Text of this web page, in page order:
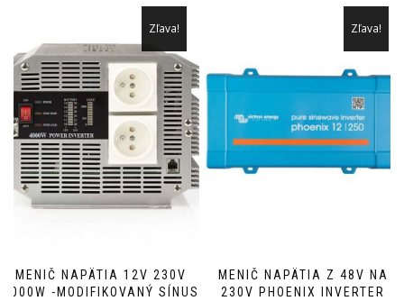
MENIČ NAPÄTIA 12V 230V
4000W -MODIFIKOVANÝ SÍNUS
Zľava!
MENIČ NAPÄTIA Z 48V NA
230V PHOENIX INVERTER
Zľava!